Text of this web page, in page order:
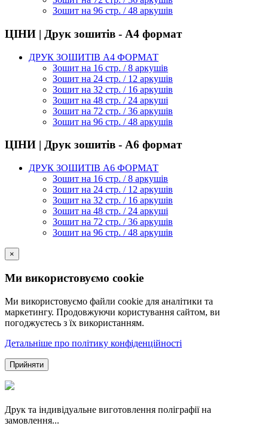
Зошит на 96 стр. / 48 аркушів
ЦІНИ | Друк зошитів - А4 формат
ДРУК ЗОШИТІВ А4 ФОРМАТ
Зошит на 16 стр. / 8 аркушів
Зошит на 24 стр. / 12 аркушів
Зошит на 32 стр. / 16 аркушів
Зошит на 48 стр. / 24 аркуші
Зошит на 72 стр. / 36 аркушів
Зошит на 96 стр. / 48 аркушів
ЦІНИ | Друк зошитів - А6 формат
ДРУК ЗОШИТІВ А6 ФОРМАТ
Зошит на 16 стр. / 8 аркушів
Зошит на 24 стр. / 12 аркушів
Зошит на 32 стр. / 16 аркушів
Зошит на 48 стр. / 24 аркуші
Зошит на 72 стр. / 36 аркушів
Зошит на 96 стр. / 48 аркушів
×
Ми використовуємо cookie
Ми використовуємо файли cookie для аналітики та
маркетингу. Продовжуючи користування сайтом, ви
погоджуєтесь з їх використанням.
Детальніше про політику конфіденційності
Прийняти
Друк та індивідуальне виготовлення поліграфії на
замовлення...